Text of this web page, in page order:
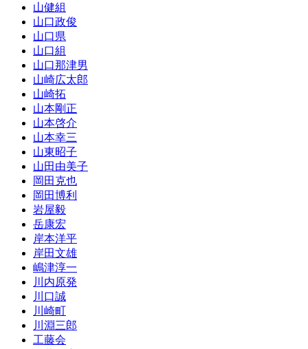
山健組
山口政俊
山口県
山口組
山口那津男
山崎広太郎
山崎拓
山本剛正
山本啓介
山本幸三
山東昭子
山田由美子
岡田克也
岡田博利
岩屋毅
岳康宏
岸本洋平
岸田文雄
嶋津淳一
川内原発
川口誠
川崎町
川淵三郎
工藤会